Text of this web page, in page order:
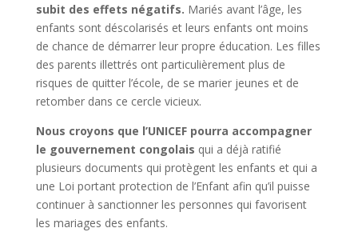
subit des effets négatifs. Mariés avant l’âge, les
enfants sont déscolarisés et leurs enfants ont moins
de chance de démarrer leur propre éducation. Les filles
des parents illettrés ont particulièrement plus de
risques de quitter l’école, de se marier jeunes et de
retomber dans ce cercle vicieux.
Nous croyons que l’UNICEF pourra accompagner
le gouvernement congolais qui a déjà ratifié
plusieurs documents qui protègent les enfants et qui a
une Loi portant protection de l’Enfant afin qu’il puisse
continuer à sanctionner les personnes qui favorisent
les mariages des enfants.